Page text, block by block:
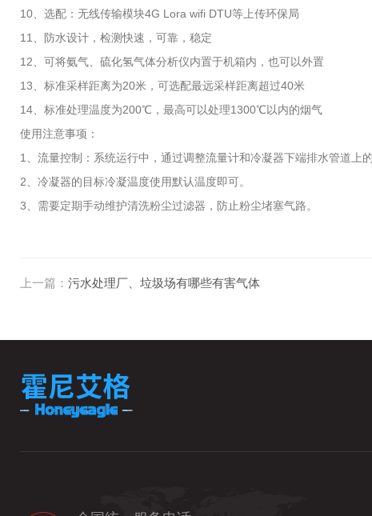
10、选配：无线传输模块4G Lora wifi DTU等上传环保局
11、防水设计，检测快速，可靠，稳定
12、可将氨气、硫化氢气体分析仪内置于机箱内，也可以外置
13、标准采样距离为20米，可选配最远采样距离超过40米
14、标准处理温度为200℃，最高可以处理1300℃以内的烟气
使用注意事项：
1、流量控制：系统运行中，通过调整流量计和冷凝器下端排水管道上
2、冷凝器的目标冷凝温度使用默认温度即可。
3、需要定期手动维护清洗粉尘过滤器，防止粉尘堵塞气路。
上一篇： 污水处理厂、垃圾场有哪些有害气体